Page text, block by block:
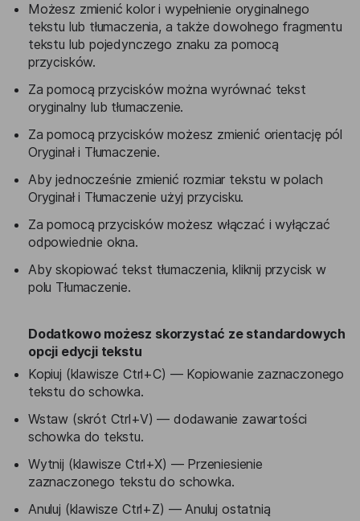
Możesz zmienić kolor i wypełnienie oryginalnego
tekstu lub tłumaczenia, a także dowolnego fragmentu
tekstu lub pojedynczego znaku za pomocą
przycisków.
Za pomocą przycisków można wyrównać tekst
oryginalny lub tłumaczenie.
Za pomocą przycisków możesz zmienić orientację pól
Oryginał i Tłumaczenie.
Aby jednocześnie zmienić rozmiar tekstu w polach
Oryginał i Tłumaczenie użyj przycisku.
Za pomocą przycisków możesz włączać i wyłączać
odpowiednie okna.
Aby skopiować tekst tłumaczenia, kliknij przycisk w
polu Tłumaczenie.
Dodatkowo możesz skorzystać ze standardowych
opcji edycji tekstu
Kopiuj (klawisze Ctrl+C) — Kopiowanie zaznaczonego
tekstu do schowka.
Wstaw (skrót Ctrl+V) — dodawanie zawartości
schowka do tekstu.
Wytnij (klawisze Ctrl+X) — Przeniesienie
zaznaczonego tekstu do schowka.
Anuluj (klawisze Ctrl+Z) — Anuluj ostatnią